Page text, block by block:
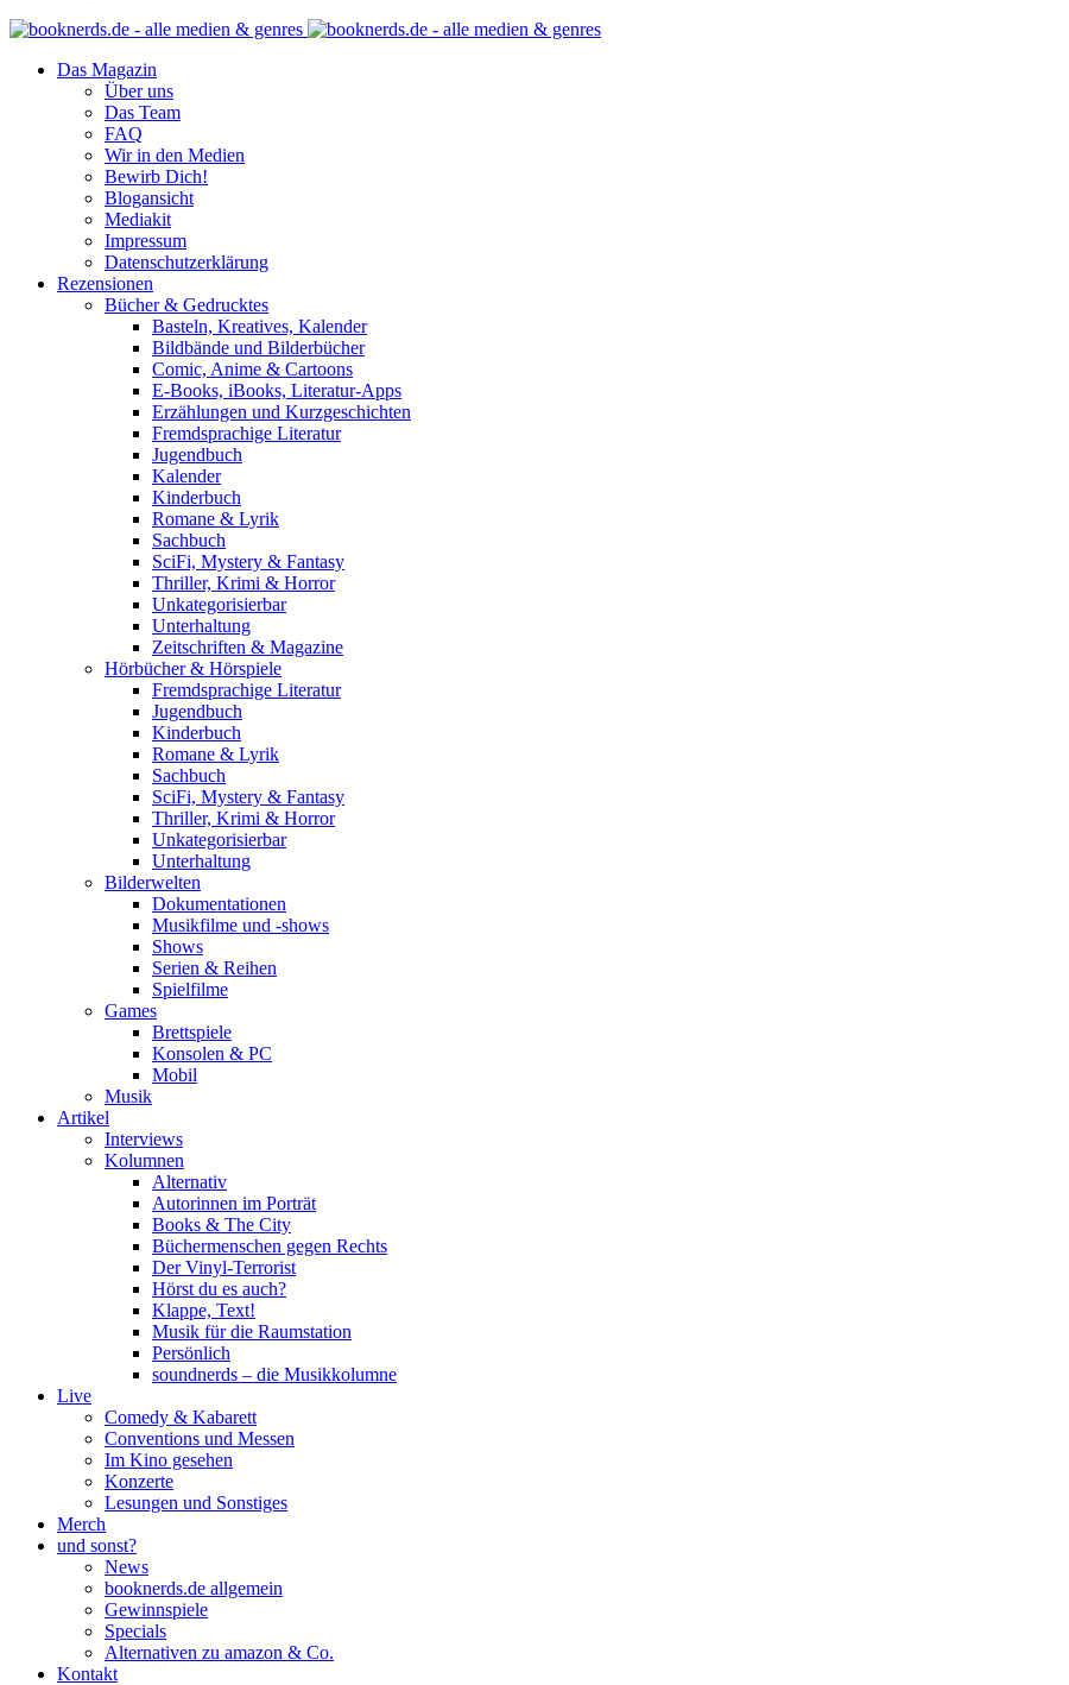
Das Magazin
Über uns
Das Team
FAQ
Wir in den Medien
Bewirb Dich!
Blogansicht
Mediakit
Impressum
Datenschutzerklärung
Rezensionen
Bücher & Gedrucktes
Basteln, Kreatives, Kalender
Bildbände und Bilderbücher
Comic, Anime & Cartoons
E-Books, iBooks, Literatur-Apps
Erzählungen und Kurzgeschichten
Fremdsprachige Literatur
Jugendbuch
Kalender
Kinderbuch
Romane & Lyrik
Sachbuch
SciFi, Mystery & Fantasy
Thriller, Krimi & Horror
Unkategorisierbar
Unterhaltung
Zeitschriften & Magazine
Hörbücher & Hörspiele
Fremdsprachige Literatur
Jugendbuch
Kinderbuch
Romane & Lyrik
Sachbuch
SciFi, Mystery & Fantasy
Thriller, Krimi & Horror
Unkategorisierbar
Unterhaltung
Bilderwelten
Dokumentationen
Musikfilme und -shows
Shows
Serien & Reihen
Spielfilme
Games
Brettspiele
Konsolen & PC
Mobil
Musik
Artikel
Interviews
Kolumnen
Alternativ
Autorinnen im Porträt
Books & The City
Büchermenschen gegen Rechts
Der Vinyl-Terrorist
Hörst du es auch?
Klappe, Text!
Musik für die Raumstation
Persönlich
soundnerds – die Musikkolumne
Live
Comedy & Kabarett
Conventions und Messen
Im Kino gesehen
Konzerte
Lesungen und Sonstiges
Merch
und sonst?
News
booknerds.de allgemein
Gewinnspiele
Specials
Alternativen zu amazon & Co.
Kontakt